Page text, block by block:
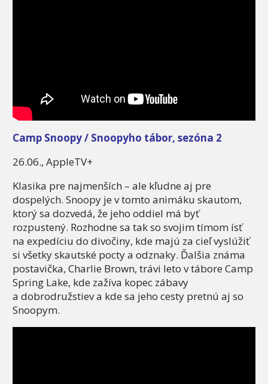
Camp Snoopy / Snoopyho tábor, sezóna 2
26.06., AppleTV+
Klasika pre najmenších – ale kľudne aj pre
dospelých. Snoopy je v tomto animáku skautom,
ktorý sa dozvedá, že jeho oddiel má byť
rozpustený. Rozhodne sa tak so svojim tímom ísť
na expedíciu do divočiny, kde majú za cieľ vyslúžiť
si všetky skautské pocty a odznaky. Ďalšia známa
postavička, Charlie Brown, trávi leto v tábore Camp
Spring Lake, kde zažíva kopec zábavy
a dobrodružstiev a kde sa jeho cesty pretnú aj so
Snoopym.